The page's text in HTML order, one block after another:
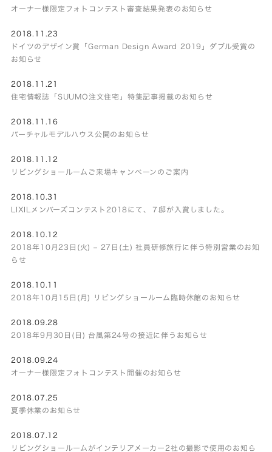
オーナー様限定フォトコンテスト審査結果発表のお知らせ
2018.11.23
ドイツのデザイン賞「German Design Award 2019」ダブル受賞の
お知らせ
2018.11.21
住宅情報誌「SUUMO注文住宅」特集記事掲載のお知らせ
2018.11.16
バーチャルモデルハウス公開のお知らせ
2018.11.12
リビングショールームご来場キャンペーンのご案内
2018.10.31
LIXILメンバーズコンテスト2018にて、７邸が入賞しました。
2018.10.12
2018年10月23日(火) – 27日(土) 社員研修旅行に伴う特別営業のお知
らせ
2018.10.11
2018年10月15日(月) リビングショールーム臨時休館のお知らせ
2018.09.28
2018年9月30日(日) 台風第24号の接近に伴うお知らせ
2018.09.24
オーナー様限定フォトコンテスト開催のお知らせ
2018.07.25
夏季休業のお知らせ
2018.07.12
リビングショールームがインテリアメーカー2社の撮影で使用のお知ら